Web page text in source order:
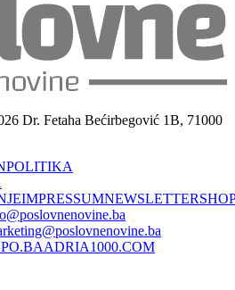
Dr. Fetaha Bećirbegović 1B, 71000
POLITIKA
IMPRESSUMNEWSLETTER
ADRIA1000.COM